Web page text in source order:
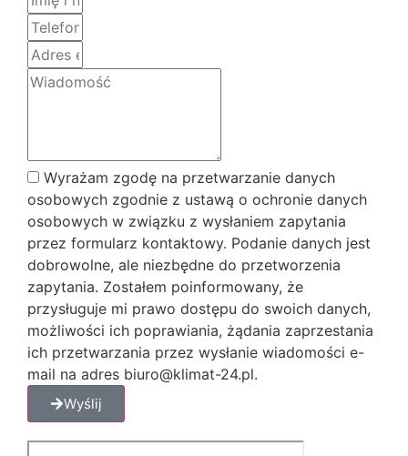
Wyrażam zgodę na przetwarzanie danych
osobowych zgodnie z ustawą o ochronie danych
osobowych w związku z wysłaniem zapytania
przez formularz kontaktowy. Podanie danych jest
dobrowolne, ale niezbędne do przetworzenia
zapytania. Zostałem poinformowany, że
przysługuje mi prawo dostępu do swoich danych,
możliwości ich poprawiania, żądania zaprzestania
ich przetwarzania przez wysłanie wiadomości e-
mail na adres biuro@klimat-24.pl.
Wyślij